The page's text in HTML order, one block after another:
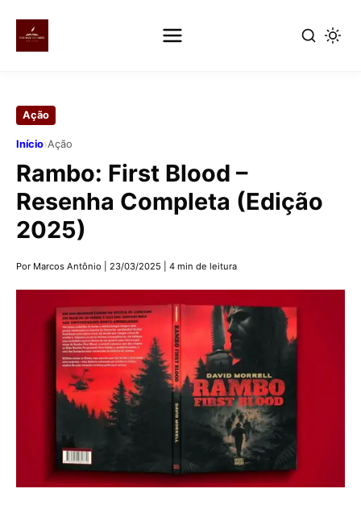
conteúdo
principal
Ação
Início›Ação
Rambo: First Blood –
Resenha Completa (Edição
2025)
Por Marcos Antônio 23/03/2025 4 min de leitura